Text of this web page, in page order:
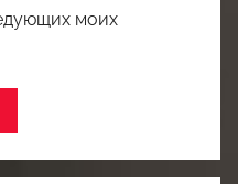
моих